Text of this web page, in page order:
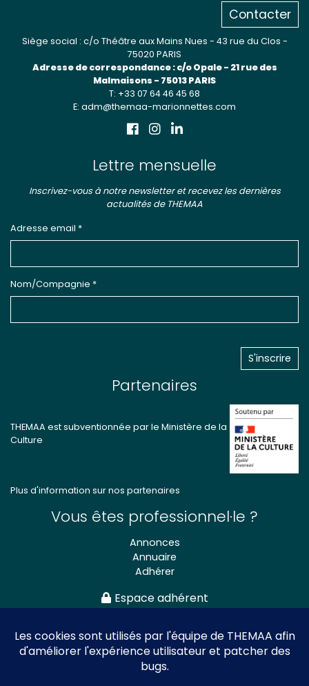
Contacter
Siège social : c/o Théâtre aux Mains Nues - 43 rue du Clos -
75020 PARIS
Adresse de correspondance : c/o Opale - 21 rue des
Malmaisons - 75013 PARIS
T: +33 07 64 46 45 68
E: adm@themaa-marionnettes.com
Lettre mensuelle
Inscrivez-vous à notre newsletter et recevez les dernières
actualités de THEMAA
Adresse email *
Nom/Compagnie *
Partenaires
THEMAA est subventionnée par le Ministère de la
Culture
Plus d'information sur nos partenaires
Vous êtes professionnel·le ?
Annonces
Annuaire
Adhérer
Espace adhérent